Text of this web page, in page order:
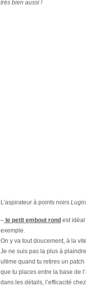
très bien aussi !
L’aspirateur à points noirs
– le petit embout rond est
exemple.
On y va tout doucement, à la
Je ne suis pas la plus à
ultime quand tu retires un patch
que tu places entre la base de
dans les détails, l’efficacité